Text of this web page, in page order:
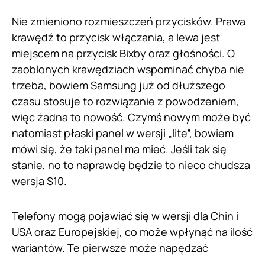
Nie zmieniono rozmieszczeń przycisków. Prawa
krawędź to przycisk włączania, a lewa jest
miejscem na przycisk Bixby oraz głośności. O
zaoblonych krawędziach wspominać chyba nie
trzeba, bowiem Samsung już od dłuższego
czasu stosuje to rozwiązanie z powodzeniem,
więc żadna to nowość. Czymś nowym może być
natomiast płaski panel w wersji „lite”, bowiem
mówi się, że taki panel ma mieć. Jeśli tak się
stanie, no to naprawdę będzie to nieco chudsza
wersja S10.
Telefony mogą pojawiać się w wersji dla Chin i
USA oraz Europejskiej, co może wpłynąć na ilość
wariantów. Te pierwsze może napędzać